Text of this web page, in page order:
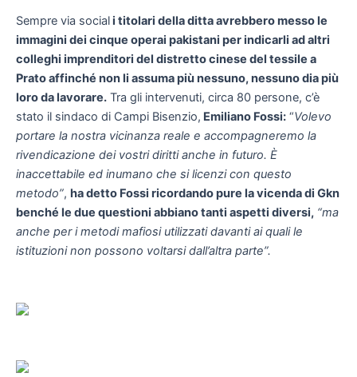
Sempre via sociali titolari della ditta avrebbero messo le
immagini dei cinque operai pakistani per indicarli ad altri
colleghi imprenditori del distretto cinese del tessile a
Prato affinché non li assuma più nessuno, nessuno dia più
loro da lavorare. Tra gli intervenuti, circa 80 persone, c’è
stato il sindaco di Campi Bisenzio, Emiliano Fossi: “Volevo
portare la nostra vicinanza reale e accompagneremo la
rivendicazione dei vostri diritti anche in futuro. È
inaccettabile ed inumano che si licenzi con questo
metodo”, ha detto Fossi ricordando pure la vicenda di Gkn
benché le due questioni abbiano tanti aspetti diversi, “ma
anche per i metodi mafiosi utilizzati davanti ai quali le
istituzioni non possono voltarsi dall’altra parte”.